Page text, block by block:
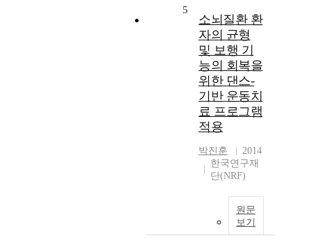
5
소뇌질환 환
자의 균형
및 보행 기
능의 회복을
위한 댄스-
기반 운동치
료 프로그램
적용
박진훈
2014
한국연구재
단(NRF)
원문
보기